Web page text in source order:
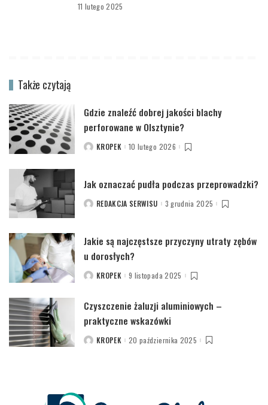
11 lutego 2025
Także czytają
Gdzie znaleźć dobrej jakości blachy
perforowane w Olsztynie?
POSTEDKROPEK 10 lutego 2026
Jak oznaczać pudła podczas przeprowadzki?
POSTEDREDAKCJA SERWISU 3 grudnia 2025
Jakie są najczęstsze przyczyny utraty zębów
u dorosłych?
POSTEDKROPEK 9 listopada 2025
Czyszczenie żaluzji aluminiowych –
praktyczne wskazówki
POSTEDKROPEK 20 października 2025